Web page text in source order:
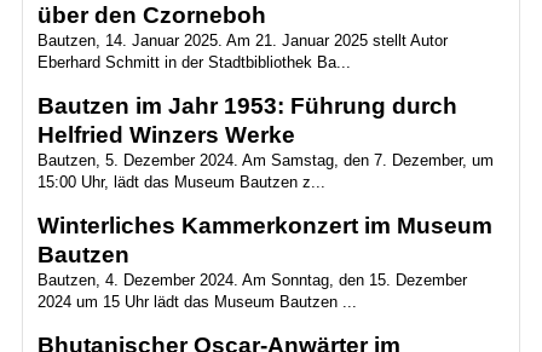
über den Czorneboh
Bautzen, 14. Januar 2025. Am 21. Januar 2025 stellt Autor
Eberhard Schmitt in der Stadtbibliothek Ba...
Bautzen im Jahr 1953: Führung durch
Helfried Winzers Werke
Bautzen, 5. Dezember 2024. Am Samstag, den 7. Dezember, um
15:00 Uhr, lädt das Museum Bautzen z...
Winterliches Kammerkonzert im Museum
Bautzen
Bautzen, 4. Dezember 2024. Am Sonntag, den 15. Dezember
2024 um 15 Uhr lädt das Museum Bautzen ...
Bhutanischer Oscar-Anwärter im